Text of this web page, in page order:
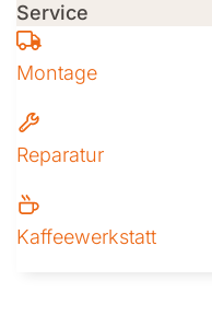
Service
Montage
Reparatur
Kaffeewerkstatt